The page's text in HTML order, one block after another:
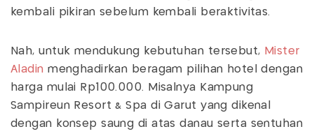
kembali pikiran sebelum kembali beraktivitas.
Nah, untuk mendukung kebutuhan tersebut, Mister
Aladin menghadirkan beragam pilihan hotel dengan
harga mulai Rp100.000. Misalnya Kampung
Sampireun Resort & Spa di Garut yang dikenal
dengan konsep saung di atas danau serta sentuhan